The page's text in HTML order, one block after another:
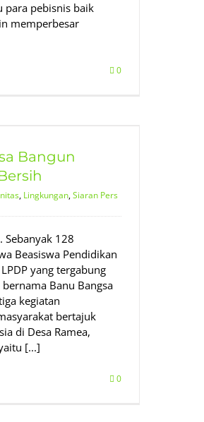
para pebisnis baik
memperbesar
0
Bangun
, Lingkungan,Siaran Pers
Sebanyak 128
Beasiswa Pendidikan
yang tergabung
Banu Bangsa
kegiatan
bertajuk
di Desa Ramea,
[...]
0